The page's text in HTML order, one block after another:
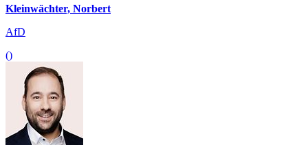
Kleinwächter, Norbert
AfD
()